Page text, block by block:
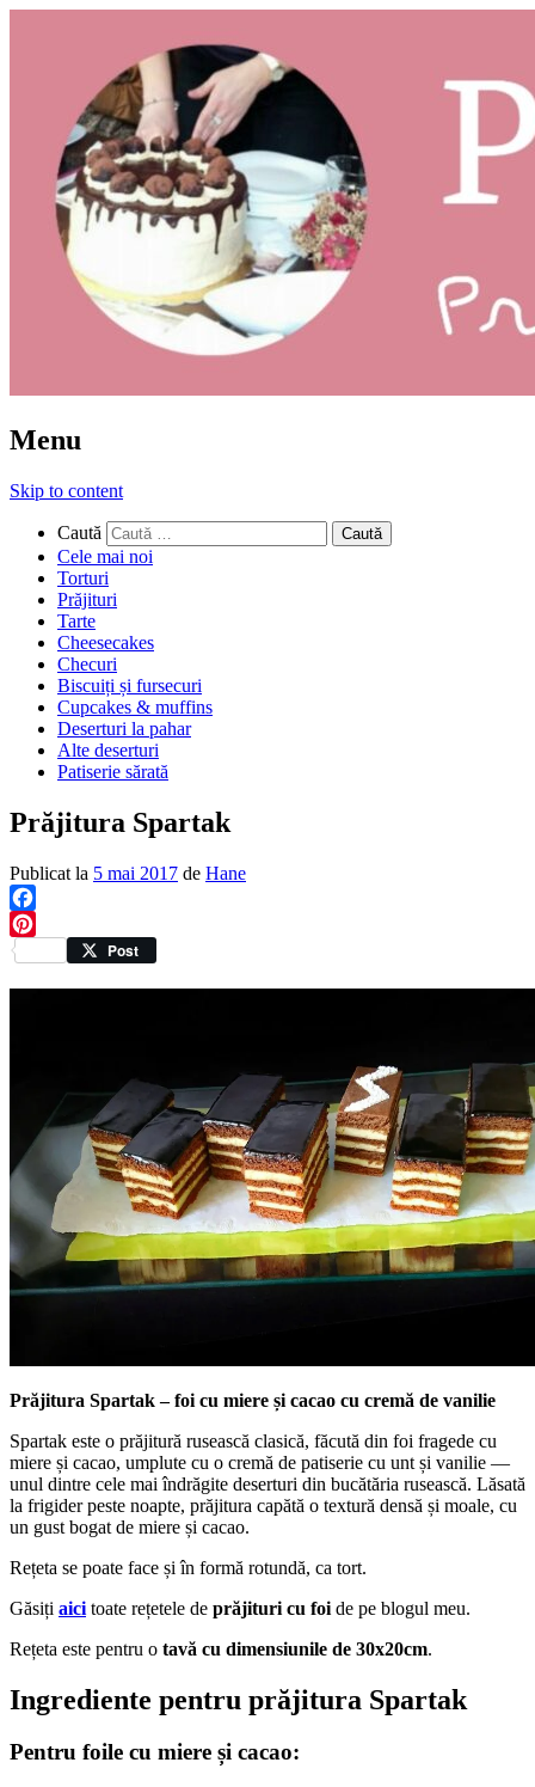
Pleziruri
Prăjituri: ce și cum
Menu
Skip to content
Caută
Cele mai noi
Torturi
Prăjituri
Tarte
Cheesecakes
Checuri
Biscuiți și fursecuri
Cupcakes & muffins
Deserturi la pahar
Alte deserturi
Patiserie sărată
Prăjitura Spartak
Publicat la 5 mai 2017 de Hane
Facebook
Pinterest
Post
Prăjitura Spartak – foi cu miere și cacao cu cremă de vanilie
Spartak este o prăjitură rusească clasică, făcută din foi fragede cu
miere și cacao, umplute cu o cremă de patiserie cu unt și vanilie —
unul dintre cele mai îndrăgite deserturi din bucătăria rusească. Lăsată
la frigider peste noapte, prăjitura capătă o textură densă și moale, cu
un gust bogat de miere și cacao.
Rețeta se poate face și în formă rotundă, ca tort.
Găsiți aici toate rețetele de prăjituri cu foi de pe blogul meu.
Rețeta este pentru o tavă cu dimensiunile de 30x20cm.
Ingrediente pentru prăjitura Spartak
Pentru foile cu miere și cacao: